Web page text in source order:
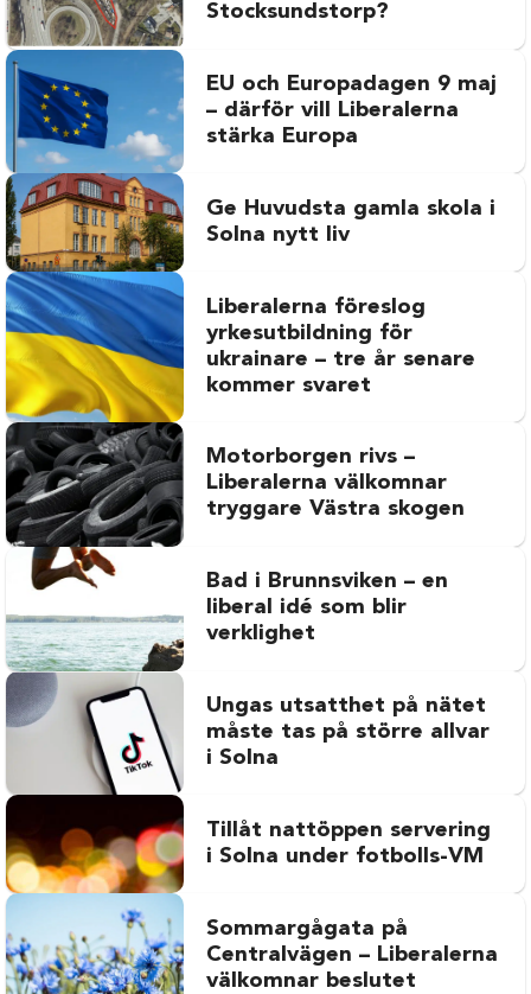
Stocksundstorp?
EU och Europadagen 9 maj
– därför vill Liberalerna
stärka Europa
Ge Huvudsta gamla skola i
Solna nytt liv
Liberalerna föreslog
yrkesutbildning för
ukrainare – tre år senare
kommer svaret
Motorborgen rivs –
Liberalerna välkomnar
tryggare Västra skogen
Bad i Brunnsviken – en
liberal idé som blir
verklighet
Ungas utsatthet på nätet
måste tas på större allvar
i Solna
Tillåt nattöppen servering
i Solna under fotbolls-VM
Sommargågata på
Centralvägen – Liberalerna
välkomnar beslutet